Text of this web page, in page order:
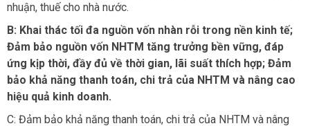
nhuận, thuế cho nhà nước.
B: Khai thác tối đa nguồn vốn nhàn rỗi trong nền kinh tế;
Đảm bảo nguồn vốn NHTM tăng trưởng bền vững, đáp
ứng kịp thời, đầy đủ về thời gian, lãi suất thích hợp; Đảm
bảo khả năng thanh toán, chi trả của NHTM và nâng cao
hiệu quả kinh doanh.
C: Đảm bảo khả năng thanh toán, chi trả của NHTM và nâng